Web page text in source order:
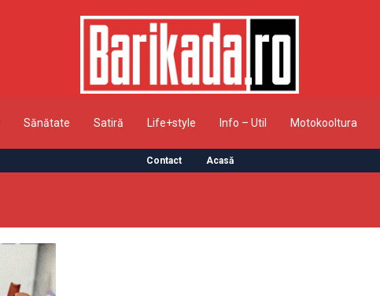
Sănătate Satiră Life+style Info – Util Motokooltura
Contact Acasă